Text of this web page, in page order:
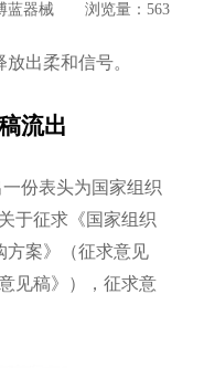
蓝器械 浏览量：563
出柔和信号。
流出
份表头为国家组织
于征求《国家组织
方案》（征求意见
见稿》），征求意